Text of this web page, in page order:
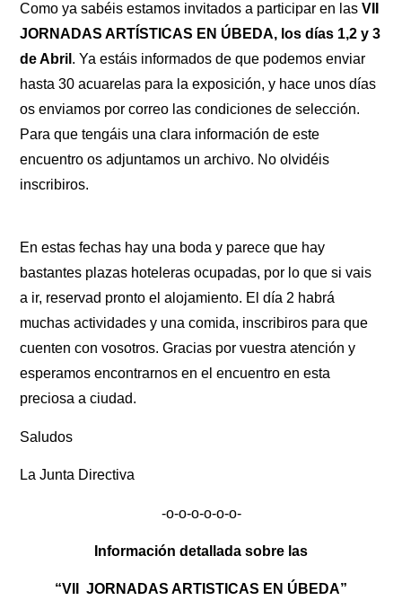
Como ya sabéis estamos invitados a participar en lasVII
JORNADAS ARTÍSTICAS EN ÚBEDA, los días 1,2 y 3
de Abril . Ya estáis informados de que podemos enviar
hasta 30 acuarelas para la exposición, y hace unos días
os enviamos por correo las condiciones de selección.
Para que tengáis una clara información de este
encuentro os adjuntamos un archivo. No olvidéis
inscribiros.
En estas fechas hay una boda y parece que hay
bastantes plazas hoteleras ocupadas, por lo que si vais
a ir, reservad pronto el alojamiento. El día 2 habrá
muchas actividades y una comida, inscribiros para que
cuenten con vosotros. Gracias por vuestra atención y
esperamos encontrarnos en el encuentro en esta
preciosa a ciudad.
Saludos
La Junta Directiva
-o-o-o-o-o-o-
Información detallada sobre las
“VII JORNADAS ARTISTICAS EN ÚBEDA”